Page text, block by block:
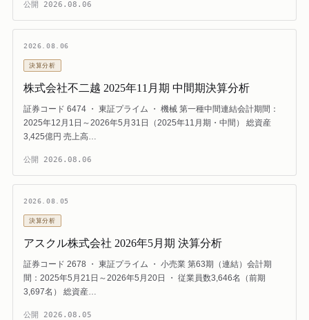
公開 2026.08.06
2026.08.06
決算分析
株式会社不二越 2025年11月期 中間期決算分析
証券コード 6474 ・ 東証プライム ・ 機械 第一種中間連結会計期間：
2025年12月1日～2026年5月31日（2025年11月期・中間） 総資産
3,425億円 売上高…
公開 2026.08.06
2026.08.05
決算分析
アスクル株式会社 2026年5月期 決算分析
証券コード 2678 ・ 東証プライム ・ 小売業 第63期（連結）会計期
間：2025年5月21日～2026年5月20日 ・ 従業員数3,646名（前期
3,697名） 総資産…
公開 2026.08.05